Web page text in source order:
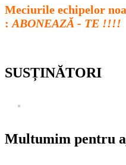
Meciurile echipelor
: ABONEAZĂ - TE !!!!
SUSȚINĂTORI
Multumim pentru